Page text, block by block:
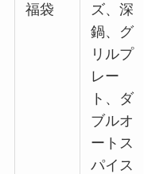
福袋
ズ、深
鍋、グ
リルプ
レー
ト、ダ
ブルオ
ートス
パイス